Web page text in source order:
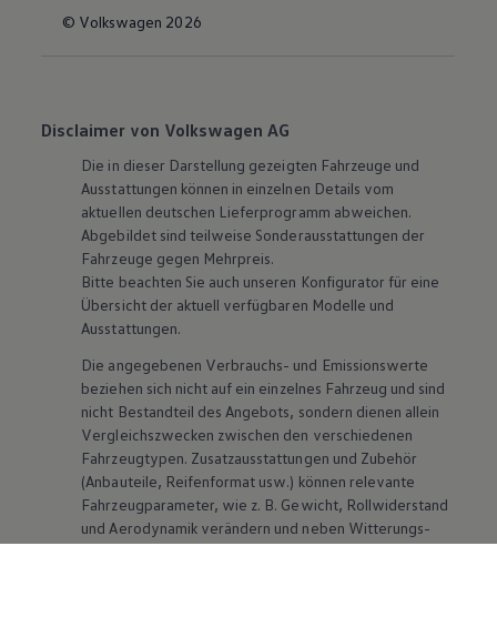
© Volkswagen 2026
Disclaimer von Volkswagen AG
Die in dieser Darstellung gezeigten Fahrzeuge und
Ausstattungen können in einzelnen Details vom
aktuellen deutschen Lieferprogramm abweichen.
Abgebildet sind teilweise Sonderausstattungen der
Fahrzeuge gegen Mehrpreis.
Bitte beachten Sie auch unseren Konfigurator für eine
Übersicht der aktuell verfügbaren Modelle und
Ausstattungen.
Die angegebenen Verbrauchs- und Emissionswerte
beziehen sich nicht auf ein einzelnes Fahrzeug und sind
nicht Bestandteil des Angebots, sondern dienen allein
Vergleichszwecken zwischen den verschiedenen
Fahrzeugtypen. Zusatzausstattungen und Zubehör
(Anbauteile, Reifenformat usw.) können relevante
Fahrzeugparameter, wie z. B. Gewicht, Rollwiderstand
und Aerodynamik verändern und neben Witterungs-